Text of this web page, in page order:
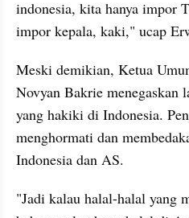
indonesia, kita hanya impor
impor kepala, kaki," ucap
Meski demikian, Ketua
Novyan Bakrie menegaskan
yang hakiki di Indonesia.
menghormati dan
Indonesia dan AS.
"Jadi kalau halal-halal yang